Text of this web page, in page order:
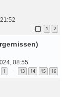
1 2
08:55
1 … 13 14 15 16